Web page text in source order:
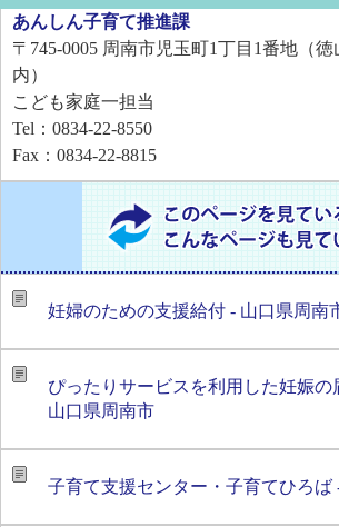
あんしん子育て推進課
〒745-0005 周南市児玉町1丁目1番地（
内）
こども家庭一担当
Tel：0834-22-8550
Fax：0834-22-8815
妊婦のための支援給付 - 山口県周南
ぴったりサービスを利用した妊娠の
山口県周南市
子育て支援センター・子育てひろば